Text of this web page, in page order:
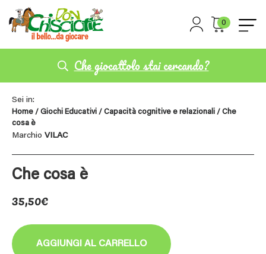
0
Che giocattolo stai cercando?
Sei in:
Home / Giochi Educativi / Capacità cognitive e relazionali / Che
cosa è
Marchio VILAC
Che cosa è
35,50€
AGGIUNGI AL CARRELLO